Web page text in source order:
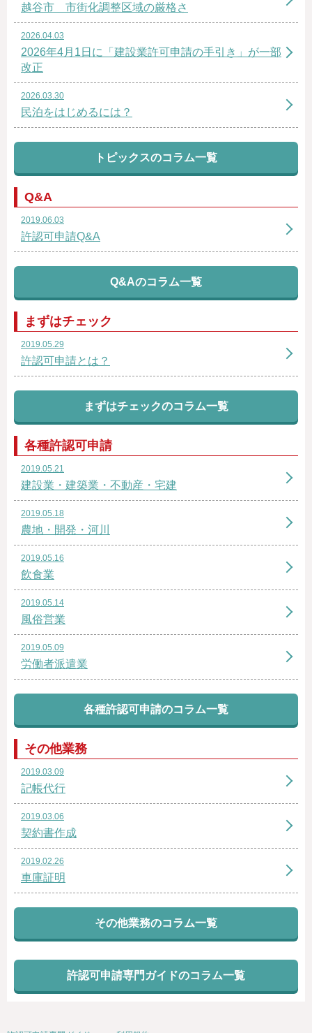
越谷市 市街化調整区域の厳格さ
2026.04.03
2026年4月1日に「建設業許可申請の手引き」が一部
改正
2026.03.30
民泊をはじめるには？
トピックスのコラム一覧
Q&A
2019.06.03
許認可申請Q&A
Q&Aのコラム一覧
まずはチェック
2019.05.29
許認可申請とは？
まずはチェックのコラム一覧
各種許認可申請
2019.05.21
建設業・建築業・不動産・宅建
2019.05.18
農地・開発・河川
2019.05.16
飲食業
2019.05.14
風俗営業
2019.05.09
労働者派遣業
各種許認可申請のコラム一覧
その他業務
2019.03.09
記帳代行
2019.03.06
契約書作成
2019.02.26
車庫証明
その他業務のコラム一覧
許認可申請専門ガイドのコラム一覧